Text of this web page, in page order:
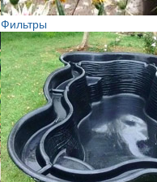
Фильтры